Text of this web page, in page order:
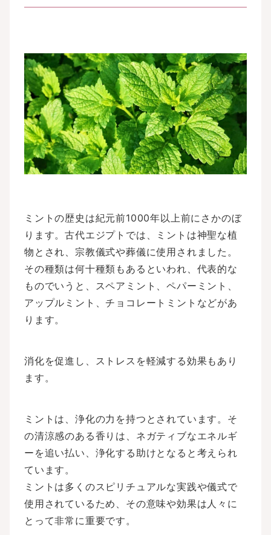
ミントの歴史は紀元前1000年以上前にさかのぼ
ります。古代エジプトでは、ミントは神聖な植
物とされ、宗教儀式や葬儀に使用されました。
その種類は何十種類もあるといわれ、代表的な
ものでいうと、スペアミント、ペパーミント、
アップルミント、チョコレートミントなどがあ
ります。
消化を促進し、ストレスを軽減する効果もあり
ます。
ミントは、浄化の力を持つとされています。そ
の清涼感のある香りは、ネガティブなエネルギ
ーを追い払い、浄化する助けとなると考えられ
ています。
ミントは多くのスピリチュアルな実践や儀式で
使用されているため、その意味や効果は人々に
とって非常に重要です。